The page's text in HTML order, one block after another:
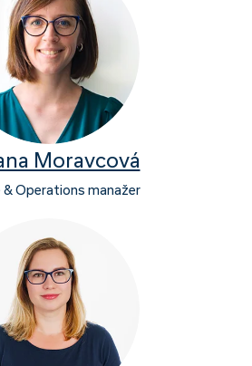
Moravcová
& Operations manažer